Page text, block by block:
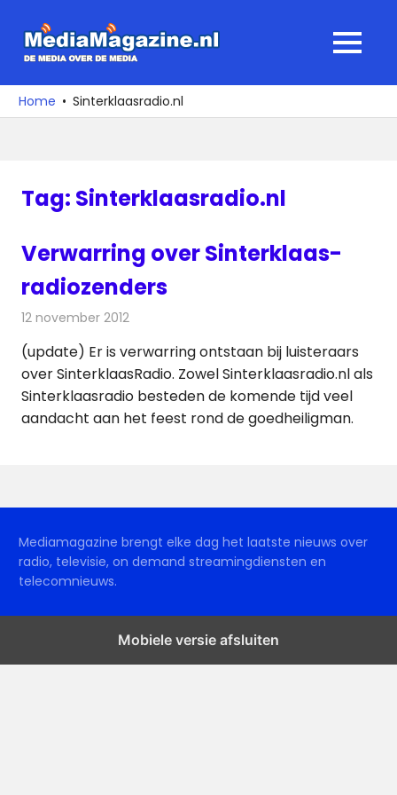
naar
media
over
MENU
Home Sinterklaasradio.nl
Tag: Sinterklaasradio.nl
Verwarring over Sinterklaas-
radiozenders
12 november 2012
(update) Er is verwarring ontstaan bij luisteraars
over SinterklaasRadio. Zowel Sinterklaasradio.nl als
Sinterklaasradio besteden de komende tijd veel
aandacht aan het feest rond de goedheiligman.
Mediamagazine brengt elke dag het laatste nieuws over
radio, televisie, on demand streamingdiensten en
telecomnieuws.
Mobiele versie afsluiten